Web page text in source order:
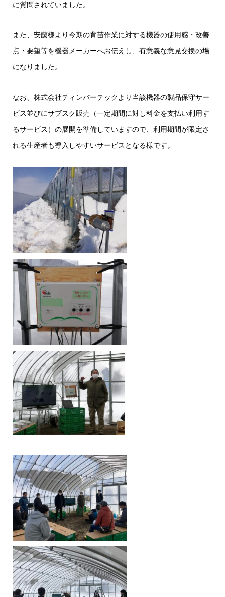
に質問されていました。
また、安藤様より今期の育苗作業に対する機器の使用感・改善
点・要望等を機器メーカーへお伝えし、有意義な意見交換の場
になりました。
なお、株式会社ティンバーテックより当該機器の製品保守サー
ビス並びにサブスク販売（一定期間に対し料金を支払い利用す
るサービス）の展開を準備していますので、利用期間が限定さ
れる生産者も導入しやすいサービスとなる様です。